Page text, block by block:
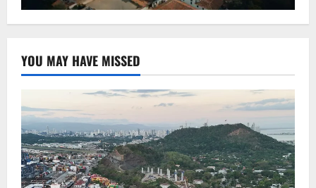
YOU MAY HAVE MISSED